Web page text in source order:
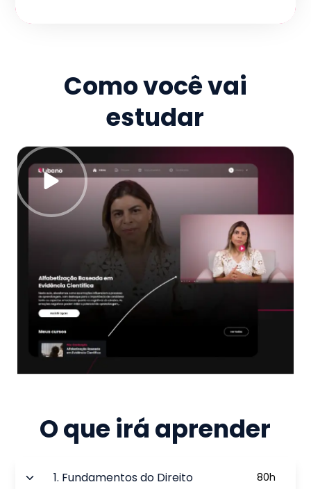
Como você vai
estudar
O que irá aprender
1. Fundamentos do Direito 80h